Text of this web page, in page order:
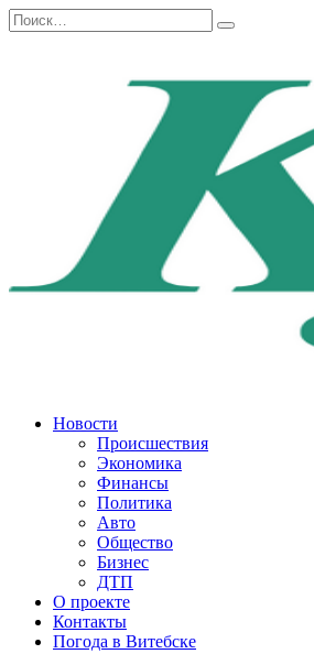
Перейти
к
Search
for:
Новости
Происшествия
Экономика
Финансы
Политика
Авто
Общество
Бизнес
ДТП
О проекте
Контакты
Погода в Витебске